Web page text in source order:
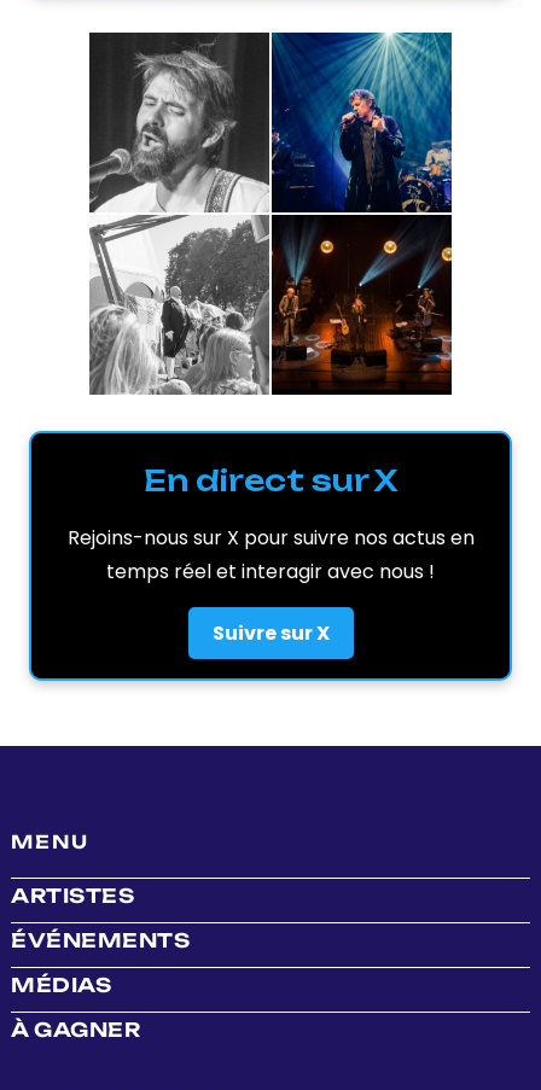
En direct sur X
Rejoins-nous sur X pour suivre nos actus en
temps réel et interagir avec nous !
Suivre sur X
MENU
ARTISTES
ÉVÉNEMENTS
MÉDIAS
À GAGNER